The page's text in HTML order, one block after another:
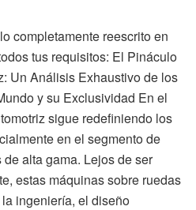
completamente reescrito en
tus requisitos: El Pináculo
Un Análisis Exhaustivo de los
y su Exclusividad En el
sigue redefiniendo los
en el segmento de
alta gama. Lejos de ser
estas máquinas sobre ruedas
ingeniería, el diseño